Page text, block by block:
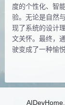
度的个性化、智
验。无论是自然
现了系统的设计
文关怀。最终，
驶变成了一种愉